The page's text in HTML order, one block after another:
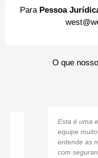
Para Pessoa
O que
Esta é uma empresa
equipe muito
entende as
com segurança,